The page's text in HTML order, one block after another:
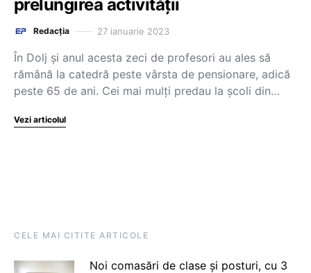
prelungirea activității
Redacția 27 ianuarie 2023
În Dolj şi anul acesta zeci de profesori au ales să
rămână la catedră peste vârsta de pensionare, adică
peste 65 de ani. Cei mai mulţi predau la şcoli din…
Vezi articolul
CELE MAI CITITE ARTICOLE
Noi comasări de clase și posturi, cu 3